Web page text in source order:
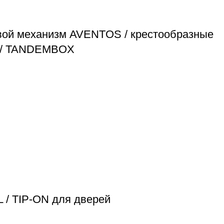
механизм AVENTOS / крестообразные
TANDEMBOX
/ TIP-ON для дверей